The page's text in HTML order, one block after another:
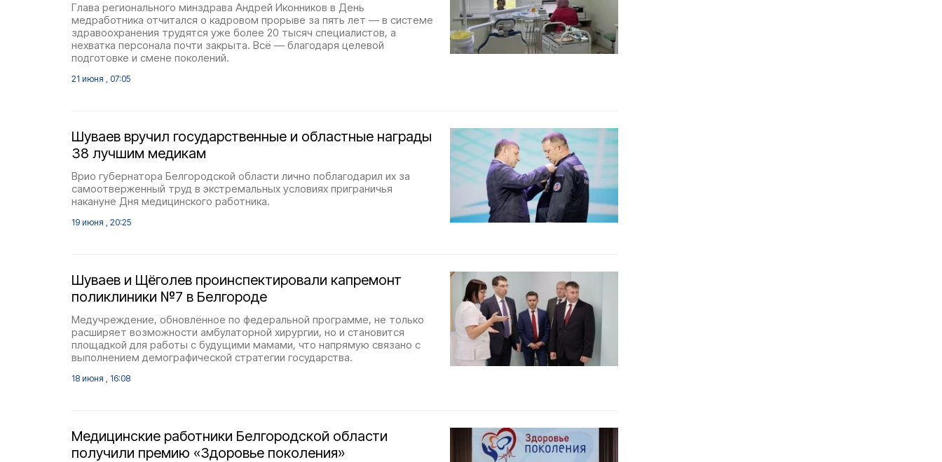
Глава регионального минздрава Андрей Иконников в День
медработника отчитался о кадровом прорыве за пять лет — в системе
здравоохранения трудятся уже более 20 тысяч специалистов, а
нехватка персонала почти закрыта. Всё — благодаря целевой
подготовке и смене поколений.
21 июня , 07:05
Шуваев вручил государственные и областные награды
38 лучшим медикам
Врио губернатора Белгородской области лично поблагодарил их за
самоотверженный труд в экстремальных условиях приграничья
накануне Дня медицинского работника.
19 июня , 20:25
Шуваев и Щёголев проинспектировали капремонт
поликлиники №7 в Белгороде
Медучреждение, обновлённое по федеральной программе, не только
расширяет возможности амбулаторной хирургии, но и становится
площадкой для работы с будущими мамами, что напрямую связано с
выполнением демографической стратегии государства.
18 июня , 16:08
Медицинские работники Белгородской области
получили премию «Здоровье поколения»